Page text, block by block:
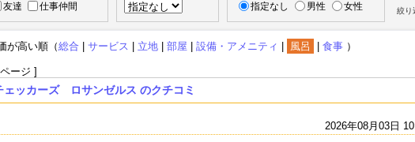
友達 仕事仲間
指定なし
男性 女性 絞り
が高い順（総合 サービス 立地 部屋 設備・アメニティ 風呂 食事 ）
ページ ]
ッカーズ ロサンゼルス のクチコミ
2026年08月03日